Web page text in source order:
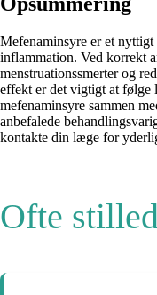
Mefenaminsyre er et
inflammation. Ved korrekt
menstruationssmerter og
effekt er det vigtigt at følge
mefenaminsyre sammen
anbefalede
kontakte din læge for
Ofte